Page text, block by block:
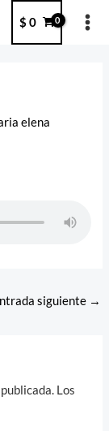
$ 0
elena
siguiente →
Los